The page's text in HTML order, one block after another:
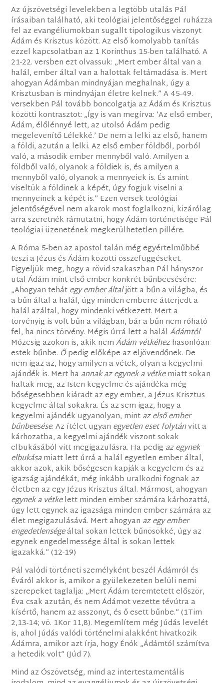
Az újszövetségi levelekben a legtöbb utalás Pál
írásaiban található, aki teológiai jelentőséggel ruházza
fel az evangéliumokban sugallt tipologikus viszonyt
Ádám és Krisztus között. Az első komolyabb tanítás
ezzel kapcsolatban az 1 Korinthus 15-ben található. A
21-22. versben ezt olvassuk: „Mert ember által van a
halál, ember által van a halottak feltámadása is. Mert
ahogyan Ádámban mindnyájan meghalnak, úgy a
Krisztusban is mindnyájan életre kelnek.” A 45-49.
versekben Pál tovább boncolgatja az Ádám és Krisztus
közötti kontrasztot: „Így is van megírva: ’Az első ember,
Ádám, élőlénnyé lett, az utolsó Ádám pedig
megelevenítő Lélekké.’ De nem a lelki az első, hanem
a földi, azután a lelki. Az első ember földből, porból
való, a második ember mennyből való. Amilyen a
földből való, olyanok a földiek is, és amilyen a
mennyből való, olyanok a mennyeiek is. És amint
viseltük a földinek a képét, úgy fogjuk viselni a
mennyeinek a képét is.” Ezen versek teológiai
jelentőségével nem akarok most foglalkozni, kizárólag
arra szeretnék rámutatni, hogy Ádám történetisége Pál
teológiai üzenetének megkerülhetetlen pillére.
A Róma 5-ben az apostol talán még egyértelműbbé
teszi a Jézus és Ádám közötti összefüggéseket.
Figyeljük meg, hogy a rövid szakaszban Pál hányszor
utal Ádám mint első ember konkrét bűnbeesésére:
„Ahogyan tehátegy emberáltaljött a bűn a világba, és
a bűn által a halál, úgy minden emberre átterjedt a
halál azáltal, hogy mindenki vétkezett. Mert a
törvényig is volt bűn a világban, bár a bűn nem róható
fel, ha nincs törvény. Mégis úrrá lett a halálÁdámtól
Mózesig azokon is, akik nemÁdám vétkéhezhasonlóan
estek bűnbe. Őpedig előképe az eljövendőnek. De
nem igaz az, hogy amilyen a vétek, olyan a kegyelmi
ajándék is. Mert haannak az egyneka vétkemiatt sokan
haltak meg, az Isten kegyelme és ajándéka még
bőségesebben kiáradt az egy ember, a Jézus Krisztus
kegyelme által sokakra. És az sem igaz, hogy a
kegyelmi ajándék ugyanolyan, mintaz első ember
bűnbeesése. Az ítélet ugyan egyetlen eset folytánvitt a
kárhozatba, a kegyelmi ajándék viszont sokak
elbukásából vitt megigazulásra. Ha pedigaz egynek
elbukásamiatt lett úrrá a halál egyetlen ember által,
akkor azok, akik bőségesen kapják a kegyelem és az
igazság ajándékát, még inkább uralkodni fognak az
életben az egy Jézus Krisztus által. Mármost, ahogyan
egynek a vétkelett minden ember számára kárhozattá,
úgy lett egynek az igazsága minden ember számára az
élet megigazulásává. Mert ahogyan az egy ember
engedetlenségeáltal sokan lettek bűnösökké, úgy az
egynek engedelmessége által is sokan lettek
igazakká.” (12-19)
Pál valódi történeti személyként beszél Ádámról és
Éváról akkor is, amikor a gyülekezeten belüli nemi
szerepeket taglalja: „Mert Ádám teremtetett először,
Éva csak azután, és nem Ádámot vezette tévútra a
kísértő, hanem az asszonyt, és ő esett bűnbe.” (1Tim
2,13-14; vö. 1Kor 11,8). Megemlítem még Júdás levelét
is, ahol Júdás valódi történelmi alakként hivatkozik
Ádámra, amikor azt írja, hogy Énók „Ádámtól számítva
a hetedik volt” (Júd 7).
Mind az Ószövetség, mind az intertestamentális